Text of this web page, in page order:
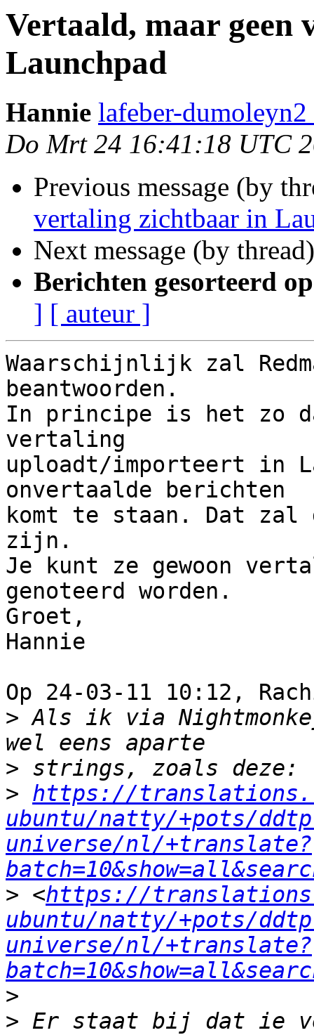
Vertaald, maar geen
Launchpad
Hannie lafeber-
Do Mrt 24 16:41:18 UTC
Previous message (by
vertaling zichtbaar in
Next message (by
Berichten gesorteerd
] [ auteur ]
Waarschijnlijk zal
beantwoorden.
In principe is het zo
vertaling
uploadt/importeert in
onvertaalde berichten
komt te staan. Dat
zijn.
Je kunt ze gewoon
genoteerd worden.
Groet,
Hannie
Op 24-03-11 10:12,
> Als ik via
>
> https://
ubuntu/natty/+pots/
universe/nl/+translate?
> <https://
ubuntu/natty/+pots/
universe/nl/+translate?
>
> Er staat bij dat ie